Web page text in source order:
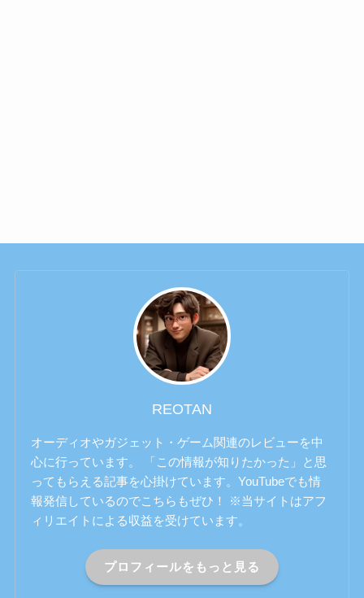
REOTAN
オーディオやガジェット・ゲーム関連のレビューを中
心に行っています。 「この情報が知りたかった」と思
ってもらえる記事を心掛けています。YouTubeでも情
報発信しているのでこちらもぜひ！ ※当サイトはアフ
ィリエイトによる収益を受けています。
プロフィールをもっと見る